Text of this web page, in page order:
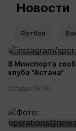
Новости
Футбол
В Минспорта
клуба “Астана“
Сегодня 06:58